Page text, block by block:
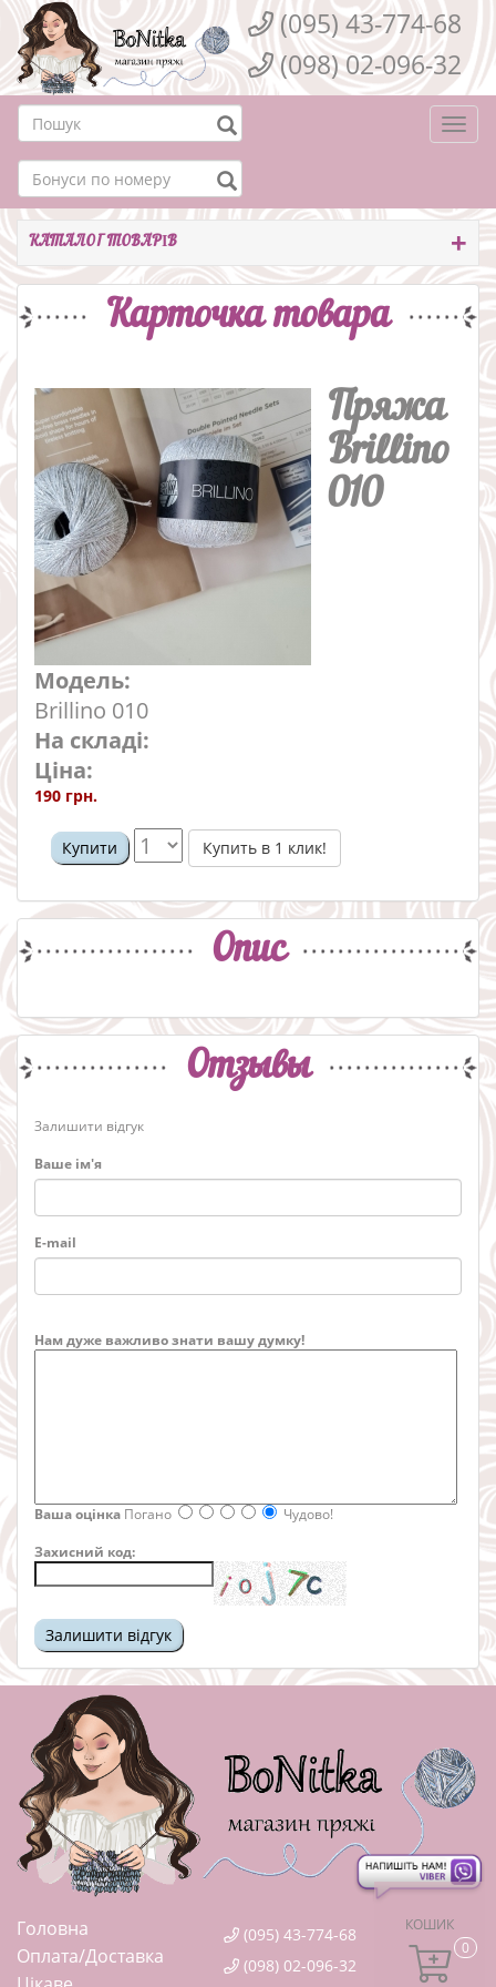
(095) 43-774-68
(098) 02-096-32
КОШИК
0
КАТАЛОГ ТОВАРІВ
Карточка товара
Пряжа
Brillino
010
Модель:
Brillino 010
На складі:
Ціна:
190 грн.
Купити Купить в 1 клик!
Опис
Отзывы
Залишити відгук
Ваше ім'я
E-mail
Нам дуже важливо знати вашу думку!
Ваша оцінка Погано
Чудово!
Захисний код:
Головна
Оплата/Доставка
(095) 43-774-68
(098) 02-096-32